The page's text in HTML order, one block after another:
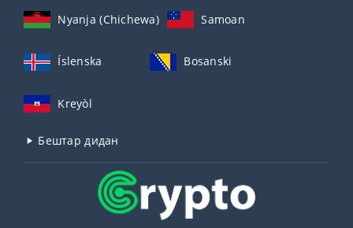
Nyanja (Chichewa) Samoan
Íslenska Bosanski
Kreyòl
Бештар дидан